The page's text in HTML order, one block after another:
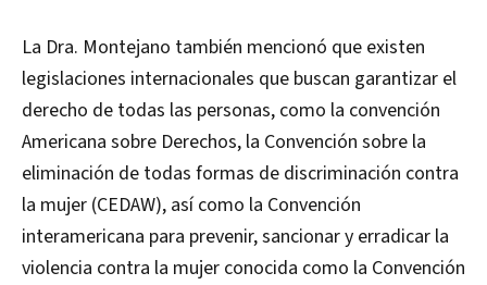
La Dra. Montejano también mencionó que existen
legislaciones internacionales que buscan garantizar el
derecho de todas las personas, como la convención
Americana sobre Derechos, la Convención sobre la
eliminación de todas formas de discriminación contra
la mujer (CEDAW), así como la Convención
interamericana para prevenir, sancionar y erradicar la
violencia contra la mujer conocida como la Convención